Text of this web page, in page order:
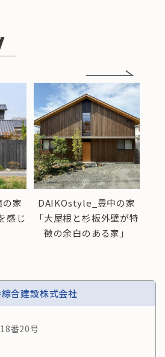
家
感じ
DAIKOstyle_豊中の家
「大屋根と杉板外壁が特
徴の余白のある家」
合建設株式会社
番20号